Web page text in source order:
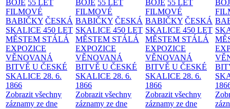
BOJE 55 LET
FILMOVÉ
BABIČKY ČESKÁ
SKALICE 450 LET
MĚSTEM STÁLÁ
EXPOZICE
VĚNOVANÁ
BITVĚ U ČESKÉ
SKALICE 28. 6.
1866
Zobrazit všechny
záznamy ze dne
BOJE 55 LET
FILMOVÉ
BABIČKY ČESKÁ
SKALICE 450 LET
MĚSTEM STÁLÁ
EXPOZICE
VĚNOVANÁ
BITVĚ U ČESKÉ
SKALICE 28. 6.
1866
Zobrazit všechny
záznamy ze dne
BOJE 55 LET
FILMOVÉ
BABIČKY ČESKÁ
SKALICE 450 LET
MĚSTEM STÁLÁ
EXPOZICE
VĚNOVANÁ
BITVĚ U ČESKÉ
SKALICE 28. 6.
1866
Zobrazit všechny
záznamy ze dne